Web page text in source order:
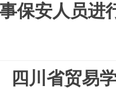
保安人员进
四川省贸易